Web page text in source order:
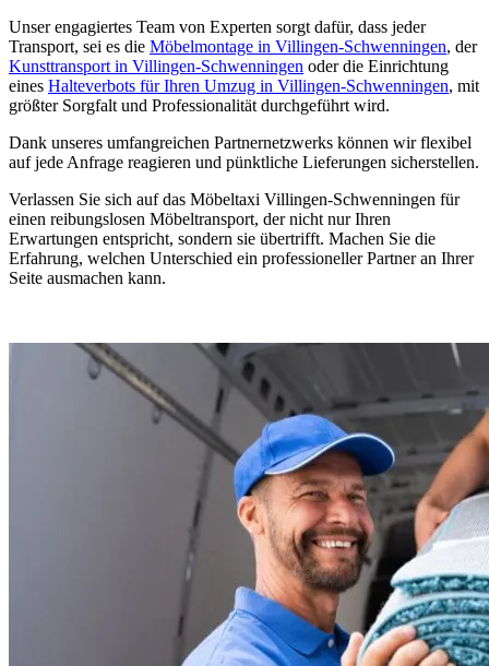
Unser engagiertes Team von Experten sorgt dafür, dass jeder
Transport, sei es die Möbelmontage in Villingen-Schwenningen, der
Kunsttransport in Villingen-Schwenningen oder die Einrichtung
eines Halteverbots für Ihren Umzug in Villingen-Schwenningen, mit
größter Sorgfalt und Professionalität durchgeführt wird.
Dank unseres umfangreichen Partnernetzwerks können wir flexibel
auf jede Anfrage reagieren und pünktliche Lieferungen sicherstellen.
Verlassen Sie sich auf das Möbeltaxi Villingen-Schwenningen für
einen reibungslosen Möbeltransport, der nicht nur Ihren
Erwartungen entspricht, sondern sie übertrifft. Machen Sie die
Erfahrung, welchen Unterschied ein professioneller Partner an Ihrer
Seite ausmachen kann.